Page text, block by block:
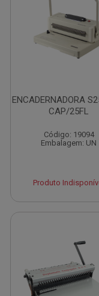
ENCADERNADORA
CAP/25FL
Código: 19094
Embalagem: UN
Produto